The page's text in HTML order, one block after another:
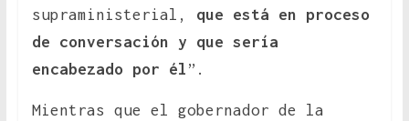
supraministerial, que está en proceso
de conversación y que sería
encabezado por él ”.
Mientras que el gobernador de la